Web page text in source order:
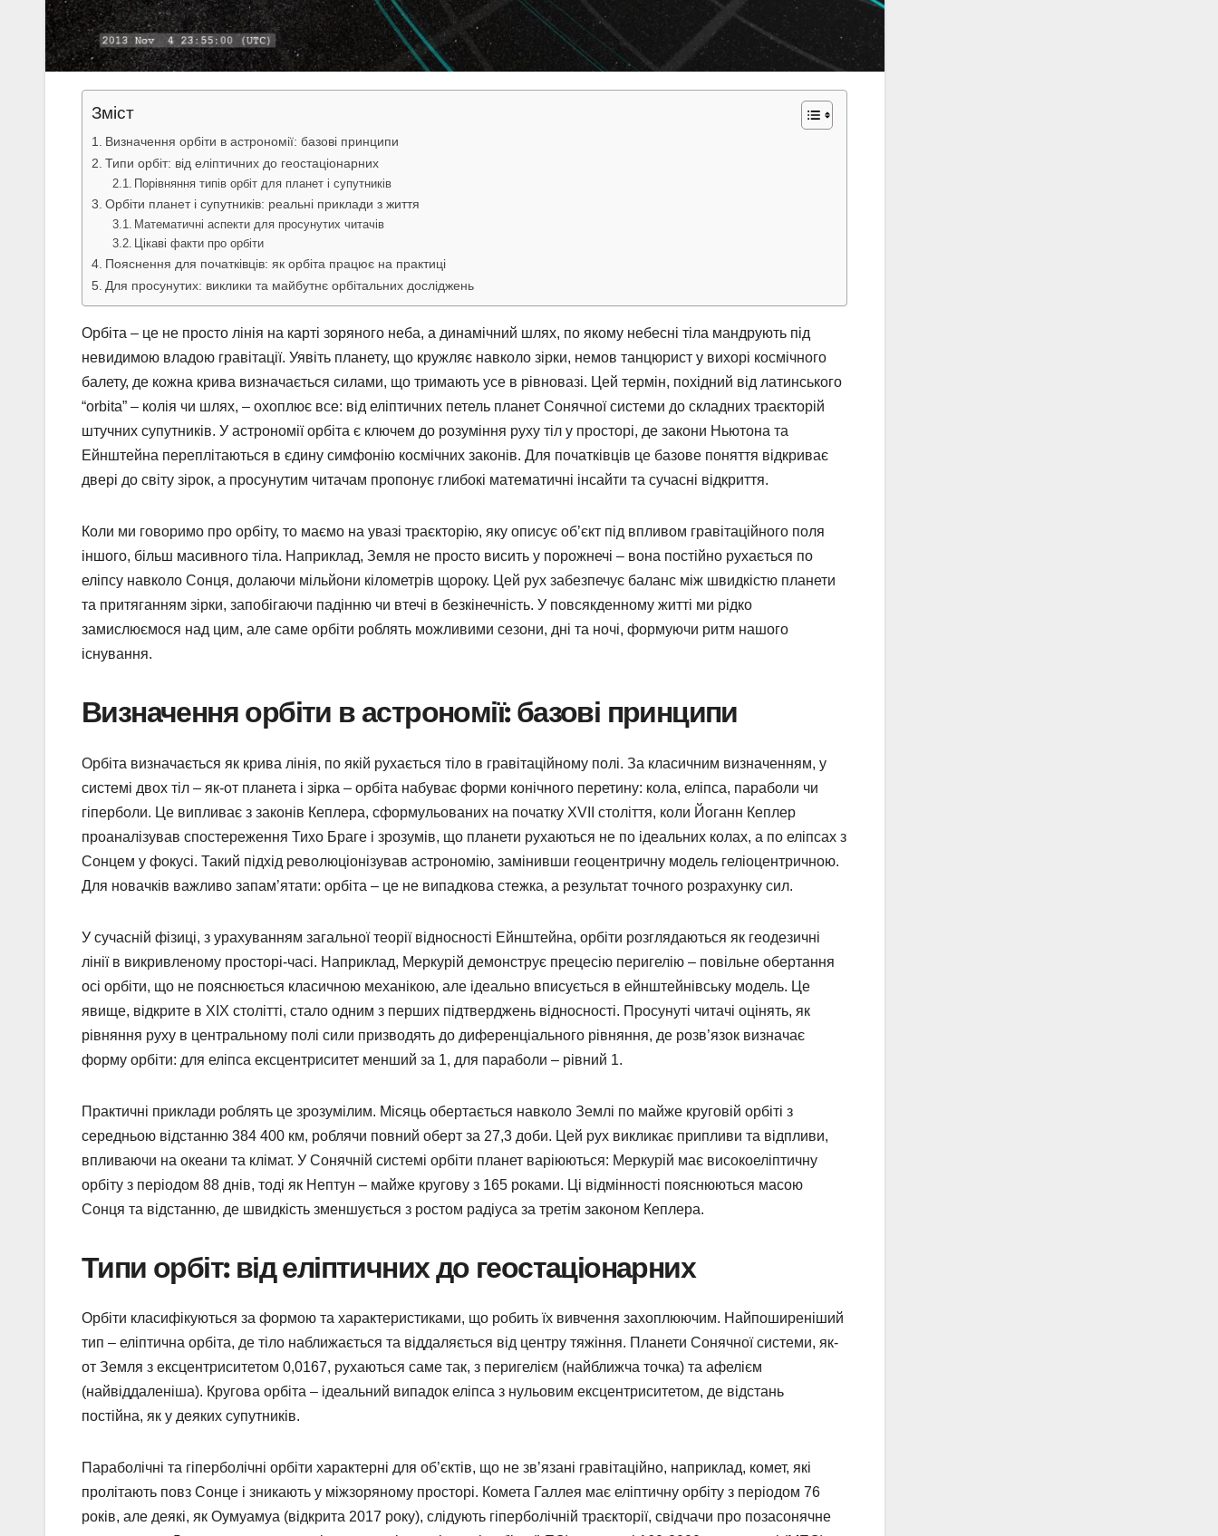
Зміст
Визначення орбіти в астрономії: базові принципи
Типи орбіт: від еліптичних до геостаціонарних
Порівняння типів орбіт для планет і супутників
Орбіти планет і супутників: реальні приклади з життя
Математичні аспекти для просунутих читачів
Цікаві факти про орбіти
Пояснення для початківців: як орбіта працює на практиці
Для просунутих: виклики та майбутнє орбітальних досліджень
Орбіта – це не просто лінія на карті зоряного неба, а динамічний шлях, по якому небесні тіла мандрують під
невидимою владою гравітації. Уявіть планету, що кружляє навколо зірки, немов танцюрист у вихорі космічного
балету, де кожна крива визначається силами, що тримають усе в рівновазі. Цей термін, похідний від латинського
“orbita” – колія чи шлях, – охоплює все: від еліптичних петель планет Сонячної системи до складних траєкторій
штучних супутників. У астрономії орбіта є ключем до розуміння руху тіл у просторі, де закони Ньютона та
Ейнштейна переплітаються в єдину симфонію космічних законів. Для початківців це базове поняття відкриває
двері до світу зірок, а просунутим читачам пропонує глибокі математичні інсайти та сучасні відкриття.
Коли ми говоримо про орбіту, то маємо на увазі траєкторію, яку описує об’єкт під впливом гравітаційного поля
іншого, більш масивного тіла. Наприклад, Земля не просто висить у порожнечі – вона постійно рухається по
еліпсу навколо Сонця, долаючи мільйони кілометрів щороку. Цей рух забезпечує баланс між швидкістю планети
та притяганням зірки, запобігаючи падінню чи втечі в безкінечність. У повсякденному житті ми рідко
замислюємося над цим, але саме орбіти роблять можливими сезони, дні та ночі, формуючи ритм нашого
існування.
Визначення орбіти в астрономії: базові принципи
Орбіта визначається як крива лінія, по якій рухається тіло в гравітаційному полі. За класичним визначенням, у
системі двох тіл – як-от планета і зірка – орбіта набуває форми конічного перетину: кола, еліпса, параболи чи
гіперболи. Це випливає з законів Кеплера, сформульованих на початку XVII століття, коли Йоганн Кеплер
проаналізував спостереження Тихо Браге і зрозумів, що планети рухаються не по ідеальних колах, а по еліпсах з
Сонцем у фокусі. Такий підхід революціонізував астрономію, замінивши геоцентричну модель геліоцентричною.
Для новачків важливо запам’ятати: орбіта – це не випадкова стежка, а результат точного розрахунку сил.
У сучасній фізиці, з урахуванням загальної теорії відносності Ейнштейна, орбіти розглядаються як геодезичні
лінії в викривленому просторі-часі. Наприклад, Меркурій демонструє прецесію перигелію – повільне обертання
осі орбіти, що не пояснюється класичною механікою, але ідеально вписується в ейнштейнівську модель. Це
явище, відкрите в XIX столітті, стало одним з перших підтверджень відносності. Просунуті читачі оцінять, як
рівняння руху в центральному полі сили призводять до диференціального рівняння, де розв’язок визначає
форму орбіти: для еліпса ексцентриситет менший за 1, для параболи – рівний 1.
Практичні приклади роблять це зрозумілим. Місяць обертається навколо Землі по майже круговій орбіті з
середньою відстанню 384 400 км, роблячи повний оберт за 27,3 доби. Цей рух викликає припливи та відпливи,
впливаючи на океани та клімат. У Сонячній системі орбіти планет варіюються: Меркурій має високоеліптичну
орбіту з періодом 88 днів, тоді як Нептун – майже кругову з 165 роками. Ці відмінності пояснюються масою
Сонця та відстанню, де швидкість зменшується з ростом радіуса за третім законом Кеплера.
Типи орбіт: від еліптичних до геостаціонарних
Орбіти класифікуються за формою та характеристиками, що робить їх вивчення захоплюючим. Найпоширеніший
тип – еліптична орбіта, де тіло наближається та віддаляється від центру тяжіння. Планети Сонячної системи, як-
от Земля з ексцентриситетом 0,0167, рухаються саме так, з перигелієм (найближча точка) та афелієм
(найвіддаленіша). Кругова орбіта – ідеальний випадок еліпса з нульовим ексцентриситетом, де відстань
постійна, як у деяких супутників.
Параболічні та гіперболічні орбіти характерні для об’єктів, що не зв’язані гравітаційно, наприклад, комет, які
пролітають повз Сонце і зникають у міжзоряному просторі. Комета Галлея має еліптичну орбіту з періодом 76
років, але деякі, як Оумуамуа (відкрита 2017 року), слідують гіперболічній траєкторії, свідчачи про позасонячне